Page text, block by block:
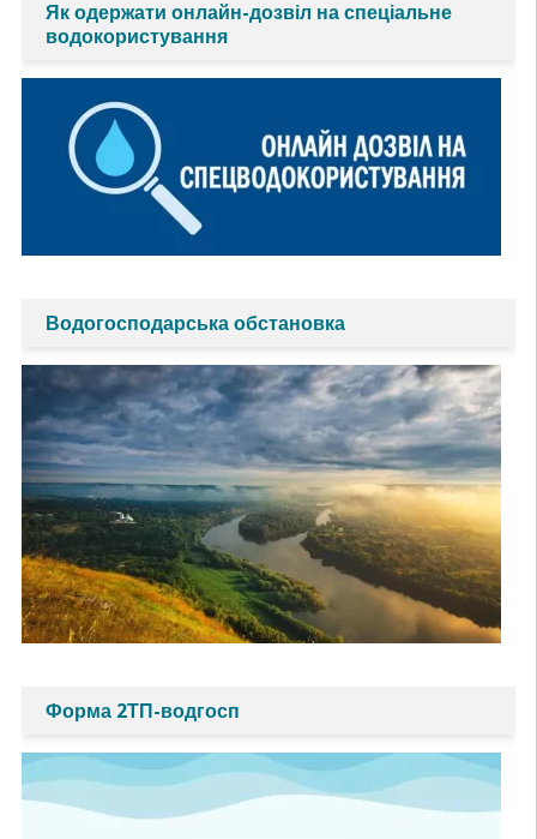
Як одержати онлайн-дозвіл на спеціальне
водокористування
Водогосподарська обстановка
Форма 2ТП-водгосп